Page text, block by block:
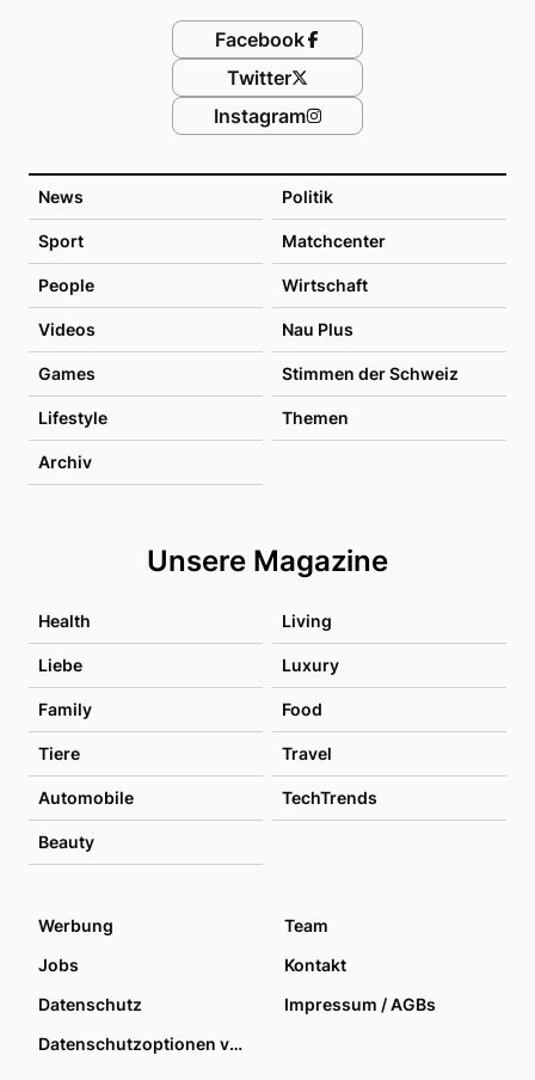
News Politik
Sport Matchcenter
People Wirtschaft
Videos Nau Plus
Games Stimmen der Schweiz
Lifestyle Themen
Archiv
Unsere Magazine
Health Living
Liebe Luxury
Family Food
Tiere Travel
Automobile TechTrends
Beauty
Facebook
Twitter
Instagram
Werbung
Team
Jobs
Kontakt
Datenschutz
Impressum / AGBs
Datenschutzoptionen verwalten